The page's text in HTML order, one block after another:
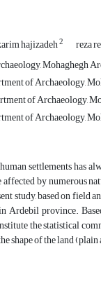
hajizadeh2 reza
Mohaghegh
of Archaeology,
of Archaeology,
of Archaeology,
settlements has
by numerous
study, based on
Ardebil province.
the statistical
shape of the land